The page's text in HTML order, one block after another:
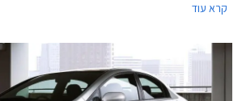
לאחרונה, במסגתרן נמכרו רכבי הונדה לציי רכב נוספים.
קרא עוד